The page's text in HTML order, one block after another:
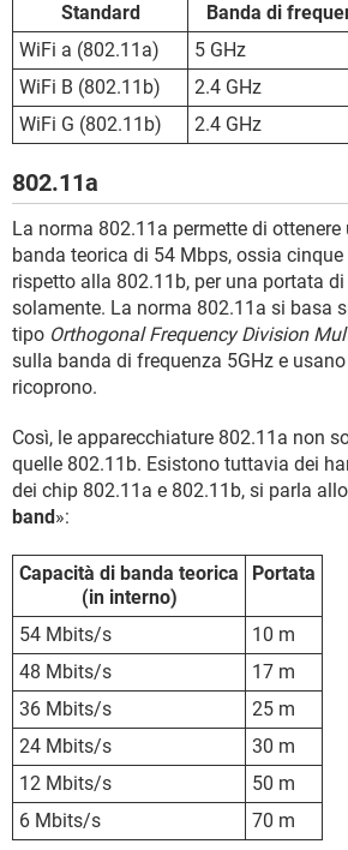
Standard Banda di
WiFi a (802.11a)
5 GHz
WiFi B (802.11b)
2.4 GHz
WiFi G (802.11b)
2.4 GHz
802.11a
La norma 802.11a permette di
banda teorica di 54 Mbps, ossia
rispetto alla 802.11b, per una portata
solamente. La norma 802.11a si basa
tipo Orthogonal Frequency Division
sulla banda di frequenza 5GHz e
ricoprono.
Così, le apparecchiature 802.11a non
quelle 802.11b. Esistono tuttavia dei
dei chip 802.11a e 802.11b, si parla
band»:
Capacità di banda teorica
(in interno)
Portata
54 Mbits/s
10 m
48 Mbits/s
17 m
36 Mbits/s
25 m
24 Mbits/s
30 m
12 Mbits/s
50 m
6 Mbits/s
70 m